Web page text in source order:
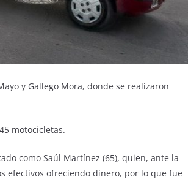
y Gallego Mora, donde se realizaron
motocicletas.
como Saúl Martínez (65), quien, ante la
efectivos ofreciendo dinero, por lo que fue